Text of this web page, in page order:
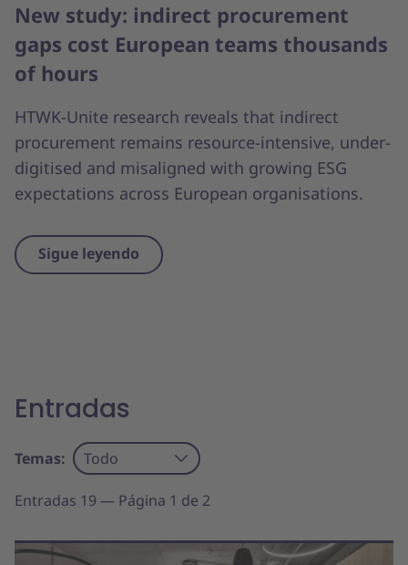
New study: indirect procurement
gaps cost European teams thousands
of hours
HTWK-Unite research reveals that indirect
procurement remains resource-intensive, under-
digitised and misaligned with growing ESG
expectations across European organisations.
Sigue leyendo
Entradas
Temas: Todo
Entradas 19 — Página 1 de 2